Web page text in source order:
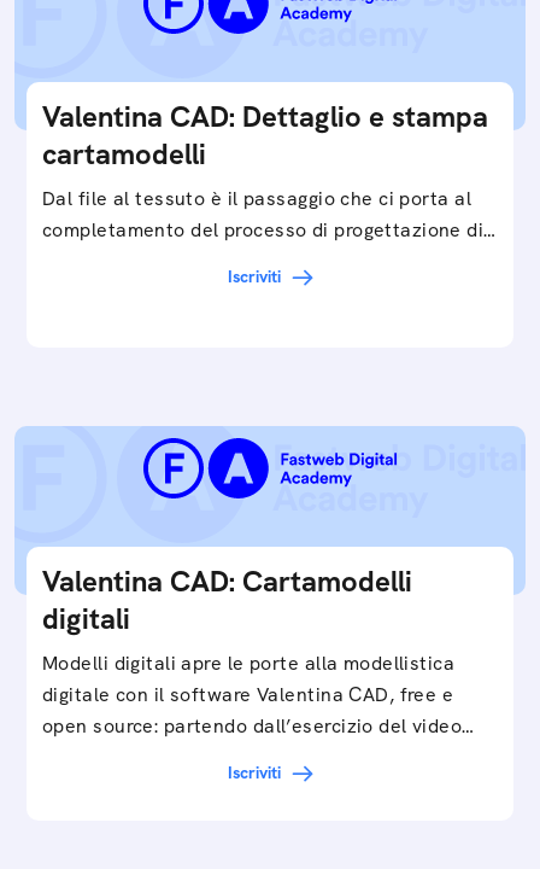
Valentina CAD: Dettaglio e stampa
cartamodelli
Dal file al tessuto è il passaggio che ci porta al
completamento del processo di progettazione di
Iscriviti
Valentina CAD: Cartamodelli
digitali
Modelli digitali apre le porte alla modellistica
digitale con il software Valentina CAD, free e
open source: partendo dall’esercizio del video…
Iscriviti